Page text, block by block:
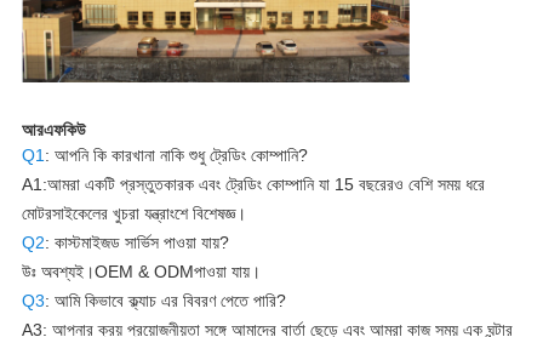
আরএফকিউ
Q1 : আপনি কি কারখানা নাকি শুধু ট্রেডিং কোম্পানি?
A1:আমরা একটি প্রস্তুতকারক এবং ট্রেডিং কোম্পানি যা 15 বছরেরও বেশি সময় ধরে
মোটরসাইকেলের খুচরা যন্ত্রাংশে বিশেষজ্ঞ।
Q2: কাস্টমাইজড সার্ভিস পাওয়া যায়?
উঃ অবশ্যই।OEM & ODMপাওয়া যায়।
Q3: আমি কিভাবে ক্ল্যাচ এর বিবরণ পেতে পারি?
A3: আপনার ক্রয় প্রয়োজনীয়তা সঙ্গে আমাদের বার্তা ছেড়ে এবং আমরা কাজ সময় এক ঘন্টার